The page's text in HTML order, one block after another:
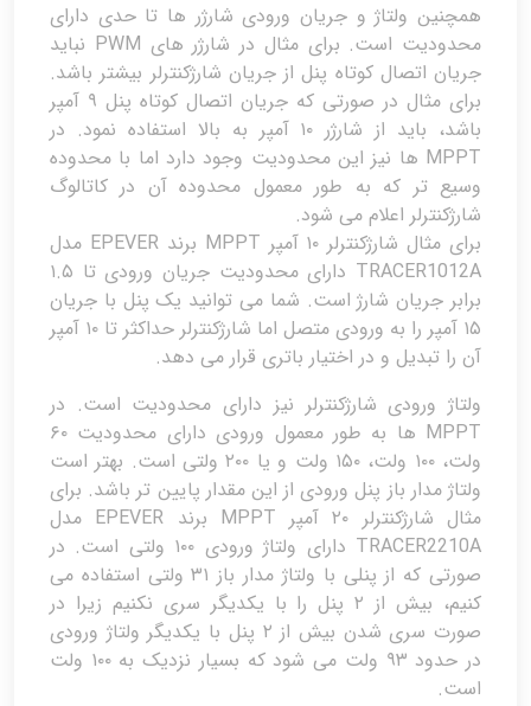
همچنین ولتاژ و جریان ورودی شارژر ها تا حدی دارای
محدودیت است. برای مثال در شارژر های PWM نباید
جریان اتصال کوتاه پنل از جریان شارژکنترلر بیشتر باشد.
برای مثال در صورتی که جریان اتصال کوتاه پنل ۹ آمپر
باشد، باید از شارژر ۱۰ آمپر به بالا استفاده نمود. در
MPPT‌ ها نیز این محدودیت وجود دارد اما با محدوده
وسیع تر که به طور معمول محدوده آن در کاتالوگ
شارژکنترلر اعلام می شود.
برای مثال شارژکنترلر ۱۰ آمپر MPPT برند EPEVER مدل
TRACER1012A دارای محدودیت جریان ورودی تا ۱.۵
برابر جریان شارژ است. شما می توانید یک پنل با جریان
۱۵ آمپر را به ورودی متصل اما شارژکنترلر حداکثر تا ۱۰ آمپر
آن را تبدیل و در اختیار باتری قرار می دهد.
ولتاژ ورودی شارژکنترلر نیز دارای محدودیت است. در
MPPT ها به طور معمول ورودی دارای محدودیت ۶۰
ولت، ۱۰۰ ولت، ۱۵۰ ولت و یا ۲۰۰ ولتی است. بهتر است
ولتاژ مدار باز پنل ورودی از این مقدار پایین تر باشد. برای
مثال شارژکنترلر ۲۰ آمپر MPPT برند EPEVER مدل
TRACER2210A دارای ولتاژ ورودی ۱۰۰ ولتی است. در
صورتی که از پنلی با ولتاژ مدار باز ۳۱ ولتی استفاده می
کنیم، بیش از ۲ پنل را با یکدیگر سری نکنیم زیرا در
صورت سری شدن بیش از ۲ پنل با یکدیگر ولتاژ ورودی
در حدود ۹۳ ولت می شود که بسیار نزدیک به ۱۰۰ ولت
است.